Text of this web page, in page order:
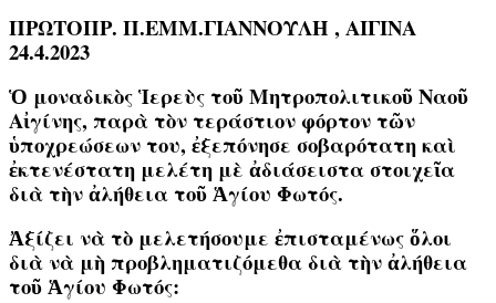
ΠΡΩΤΟΠΡ. Π.ΕΜΜ.ΓΙΑΝΝΟΥΛΗ , ΑΙΓΙΝΑ
24.4.2023
Ὁ μοναδικὸς Ἱερεὺς τοῦ Μητροπολιτικοῦ Ναοῦ
Αἰγίνης, παρὰ τὸν τεράστιον φόρτον τῶν
ὑποχρεώσεων του, ἐξεπόνησε σοβαρότατη καὶ
ἐκτενέστατη μελέτη μὲ ἀδιάσειστα στοιχεῖα
διὰ τὴν ἀλήθεια τοῦ Ἁγίου Φωτός.
Ἀξίζει νὰ τὸ μελετήσουμε ἐπισταμένως ὅλοι
διὰ νὰ μὴ προβληματιζόμεθα διὰ τὴν ἀλήθεια
τοῦ Ἁγίου Φωτός: